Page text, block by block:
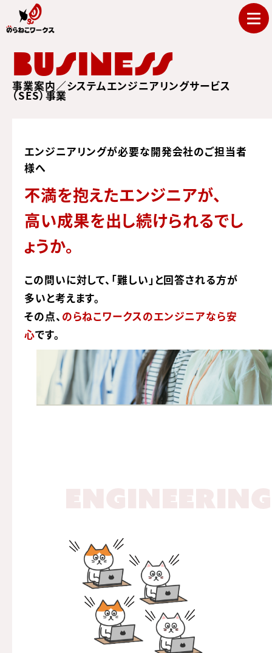
BUSINESS
事業案内／システムエンジニアリングサービス
（SES）事業
エンジニアリングが必要な開発会社のご担当者
様へ
不満を抱えたエンジニアが、
高い成果を出し続けられるでし
ょうか。
この問いに対して、「難しい」と回答される方が
多いと考えます。
その点、 のらねこワークスのエンジニアなら安
心です。